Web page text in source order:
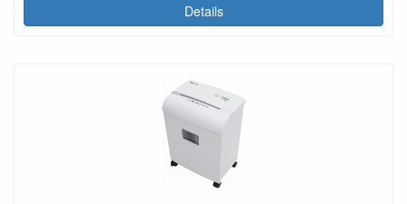
Details